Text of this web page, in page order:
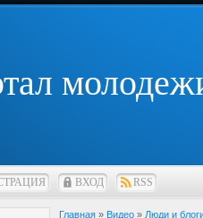
ВХОД RSS
Главная » Видео » Люди и